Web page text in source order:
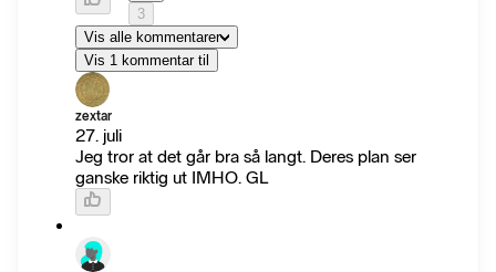
3
Vis alle kommentarer
Vis 1 kommentar til
zextar
27. juli
Jeg tror at det går bra så langt. Deres plan ser
ganske riktig ut IMHO. GL